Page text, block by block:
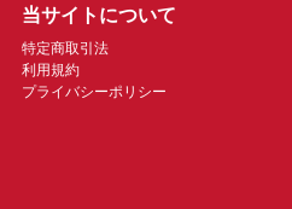
当サイトについて
特定商取引法
利用規約
プライバシーポリシー